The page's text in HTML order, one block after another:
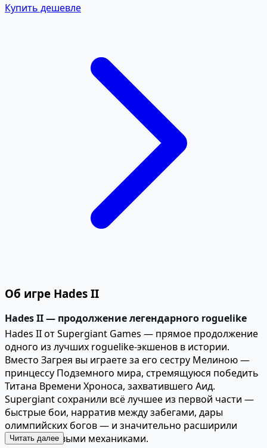
Купить дешевле
Об игре Hades II
Hades II — продолжение легендарного roguelike
Hades II от Supergiant Games — прямое продолжение
одного из лучших roguelike-экшенов в истории.
Вместо Загрея вы играете за его сестру Мелиною —
принцессу Подземного мира, стремящуюся победить
Титана Времени Хроноса, захватившего Аид.
Supergiant сохранили всё лучшее из первой части —
быстрые бои, нарратив между забегами, дары
олимпийских богов — и значительно расширили
формулу новыми механиками.
Читать далее